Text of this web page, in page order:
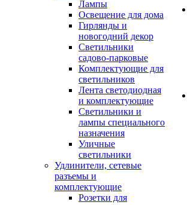
Лампы
Освещение для дома
Гирлянды и
новогодний декор
Светильники
садово-парковые
Комплектующие для
светильников
Лента светодиодная
и комплектующие
Светильники и
лампы специального
назначения
Уличные
светильники
Удлинители, сетевые
разъемы и
комплектующие
Розетки для